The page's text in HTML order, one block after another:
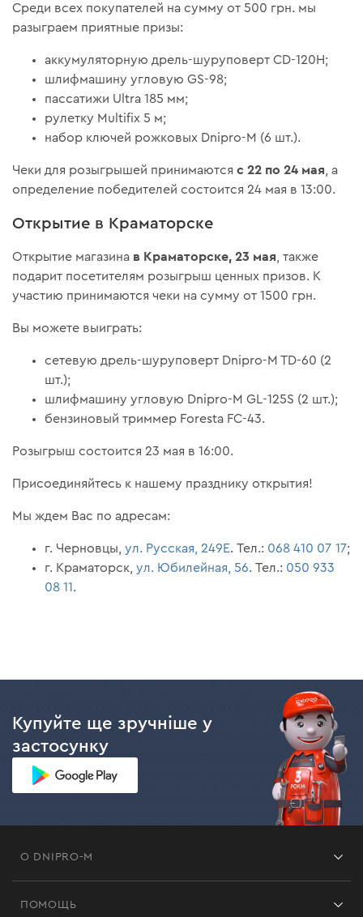
Среди всех покупателей на сумму от 500 грн. мы
разыграем приятные призы:
аккумуляторную дрель-шуруповерт CD-120H;
шлифмашину угловую GS-98;
пассатижи Ultra 185 мм;
рулетку Multifix 5 м;
набор ключей рожковых Dnipro-M (6 шт.).
Чеки для розыгрышей принимаютсяс 22 по 24 мая , а
определение победителей состоится 24 мая в 13:00.
Открытие в Краматорске
Открытие магазина в Краматорске, 23 мая , также
подарит посетителям розыгрыш ценных призов. К
участию принимаются чеки на сумму от 1500 грн.
Вы можете выиграть:
сетевую дрель-шуруповерт Dnipro-M TD-60 (2
шт.);
шлифмашину угловую Dnipro-M GL-125S (2 шт.);
бензиновый триммер Foresta FС-43.
Розыгрыш состоится 23 мая в 16:00.
Присоединяйтесь к нашему празднику открытия!
Мы ждем Вас по адресам:
г. Черновцы,ул. Русская, 249Е. Тел.: 068 410 07 17;
г. Краматорск,ул. Юбилейная, 56. Тел.: 050 933
08 11 .
Купуйте ще зручніше у
застосунку
О DNIPRO-M
ПОМОЩЬ